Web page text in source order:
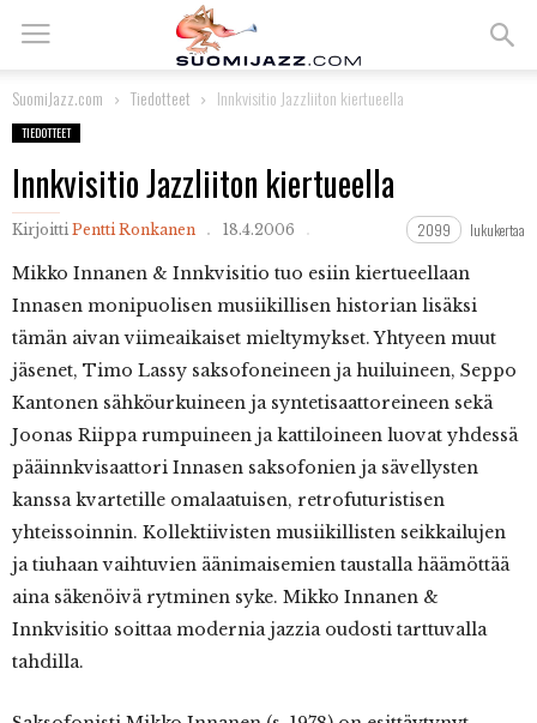
SuomiJazz.com Tiedotteet Innkvisitio Jazzliiton kiertueella
TIEDOTTEET
Innkvisitio Jazzliiton kiertueella
Kirjoitti Pentti Ronkanen 18.4.2006 2099 lukukertaa
Mikko Innanen & Innkvisitio tuo esiin kiertueellaan
Innasen monipuolisen musiikillisen historian lisäksi
tämän aivan viimeaikaiset mieltymykset. Yhtyeen muut
jäsenet, Timo Lassy saksofoneineen ja huiluineen, Seppo
Kantonen sähköurkuineen ja syntetisaattoreineen sekä
Joonas Riippa rumpuineen ja kattiloineen luovat yhdessä
pääinnkvisaattori Innasen saksofonien ja sävellysten
kanssa kvartetille omalaatuisen, retrofuturistisen
yhteissoinnin. Kollektiivisten musiikillisten seikkailujen
ja tiuhaan vaihtuvien äänimaisemien taustalla häämöttää
aina säkenöivä rytminen syke. Mikko Innanen &
Innkvisitio soittaa modernia jazzia oudosti tarttuvalla
tahdilla.